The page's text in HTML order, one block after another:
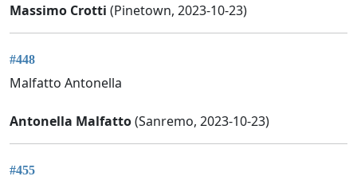
Massimo Crotti (Pinetown, 2023-10-23)
#448
Malfatto Antonella
Antonella Malfatto(Sanremo, 2023-10-23)
#455